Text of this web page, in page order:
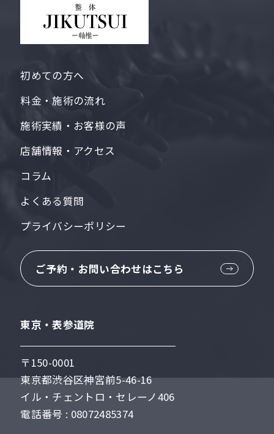
初めての方へ
料金・施術の流れ
施術実績・お客様の声
店舗情報・アクセス
コラム
よくある質問
プライバシーポリシー
ご予約・お問い合わせはこちら
東京・表参道院
〒150-0001
東京都渋谷区神宮前5-46-16
イル・チェントロ・セレーノ406
電話番号 : 08072485374